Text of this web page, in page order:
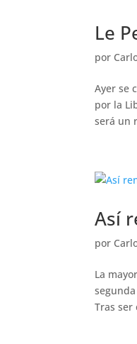
Le
por
Ayer se
por la
será un
Así
por
La
Tras ser